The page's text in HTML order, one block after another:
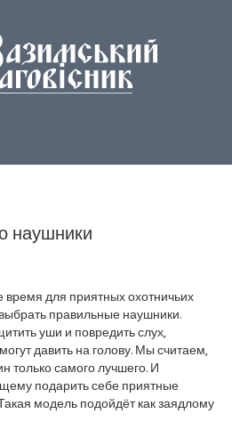
наушники
для приятных охотничьих
правильные наушники.
уши и повредить слух,
давить на голову. Мы считаем,
только самого лучшего. И
подарить себе приятные
модель подойдёт как заядлому